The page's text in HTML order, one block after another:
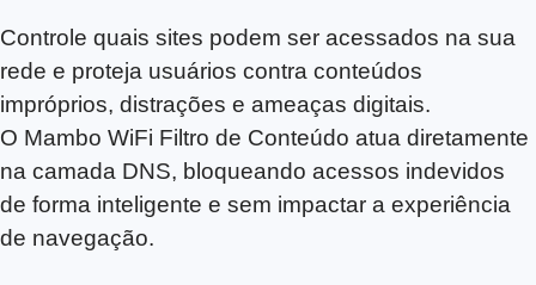
Controle quais sites podem ser acessados na sua
rede e proteja usuários contra conteúdos
impróprios, distrações e ameaças digitais.
O Mambo WiFi Filtro de Conteúdo atua diretamente
na camada DNS, bloqueando acessos indevidos
de forma inteligente e sem impactar a experiência
de navegação.